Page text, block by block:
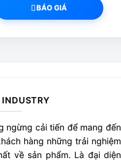
BÁO GIÁ
INDUSTRY
ngừng cải tiến để mang đến
hàng những trải nghiệm
về sản phẩm. Là đại diện